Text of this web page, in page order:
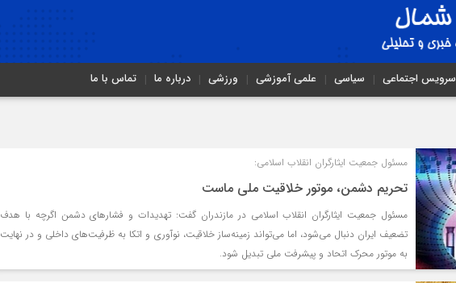
سرویس اجتماعی سیاسی علمی آموزشی ورزشی درباره ما تماس با ما
مسئول جمعیت ایثارگران انقلاب اسلامی:
تحریم دشمن، موتور خلاقیت ملی ماست
مسئول جمعیت ایثارگران انقلاب اسلامی در مازندران گفت: تهدیدات و فشارهای دشمن اگرچه با هدف
تضعیف ایران دنبال می‌شود، اما می‌تواند زمینه‌ساز خلاقیت، نوآوری و اتکا به ظرفیت‌های داخلی و در نهایت
به موتور محرک اتحاد و پیشرفت ملی تبدیل شود.